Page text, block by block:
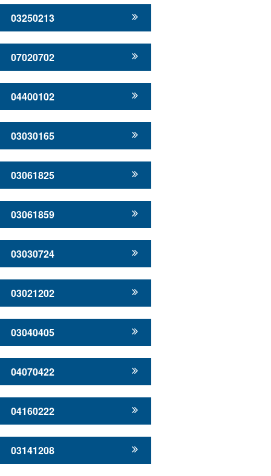
03250213
07020702
04400102
03030165
03061825
03061859
03030724
03021202
03040405
04070422
04160222
03141208